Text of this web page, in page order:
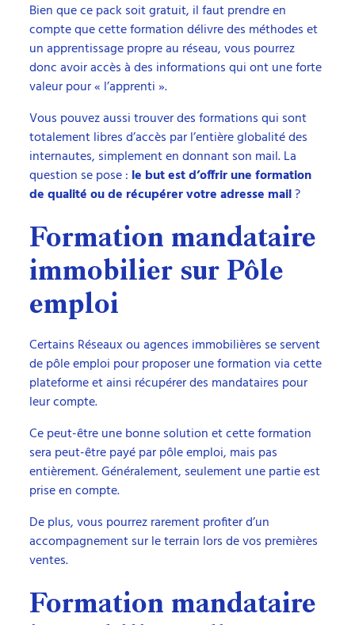
Bien que ce pack soit gratuit, il faut prendre en
compte que cette formation délivre des méthodes et
un apprentissage propre au réseau, vous pourrez
donc avoir accès à des informations qui ont une forte
valeur pour « l’apprenti ».
Vous pouvez aussi trouver des formations qui sont
totalement libres d’accès par l’entière globalité des
internautes, simplement en donnant son mail. La
question se pose : le but est d’offrir une formation
de qualité ou de récupérer votre adresse mail?
Formation mandataire
immobilier sur Pôle
emploi
Certains Réseaux ou agences immobilières se servent
de pôle emploi pour proposer une formation via cette
plateforme et ainsi récupérer des mandataires pour
leur compte.
Ce peut-être une bonne solution et cette formation
sera peut-être payé par pôle emploi, mais pas
entièrement. Généralement, seulement une partie est
prise en compte.
De plus, vous pourrez rarement profiter d’un
accompagnement sur le terrain lors de vos premières
ventes.
Formation mandataire